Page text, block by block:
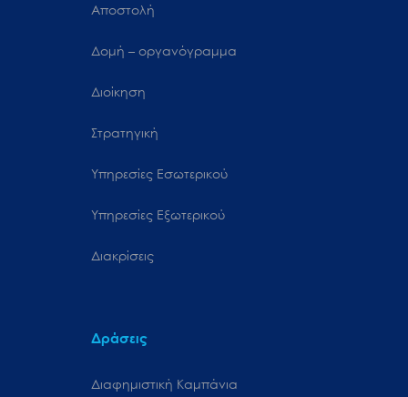
Αποστολή
Δομή – οργανόγραμμα
Διοίκηση
Στρατηγική
Υπηρεσίες Εσωτερικού
Υπηρεσίες Εξωτερικού
Διακρίσεις
Δράσεις
Διαφημιστική Καμπάνια